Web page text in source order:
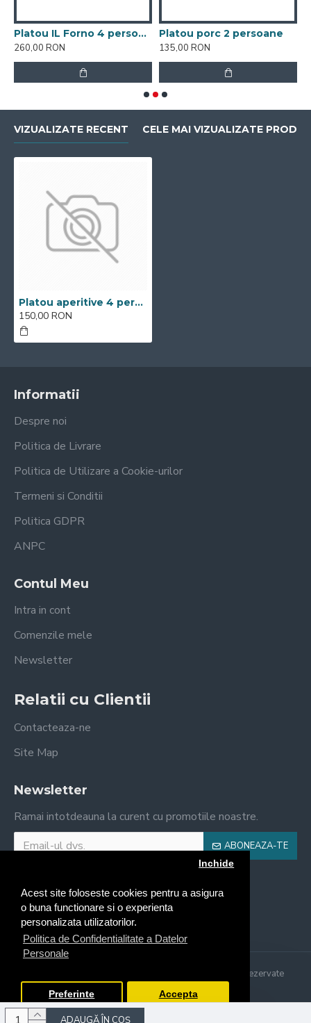
Acest site foloseste cookies pentru a asigura
o buna functionare si o experienta
personalizata utilizatorilor.
Politica de Confidentialitate a Datelor
Personale
Inchide
Preferinte Accepta
ADAUGĂ ÎN COŞ
Platou IL Forno 4 persoane
260,00 RON
Platou porc 2 persoane
135,00 RON
VIZUALIZATE RECENT CELE MAI VIZUALIZATE
Platou aperitive 4 persoane
150,00 RON
Informatii
Despre noi
Politica de Livrare
Politica de Utilizare a Cookie-urilor
Termeni si Conditii
Politica GDPR
ANPC
Contul Meu
Intra in cont
Comenzile mele
Newsletter
Relatii cu Clientii
Contacteaza-ne
Site Map
Newsletter
Ramai intotdeauna la curent cu promotiile noastre.
ABONEAZA-TE
Copyright © 2021, Il Forno Craiova, Toate drepturile rezervate
Made with ♥ by Online Marketing Solutions